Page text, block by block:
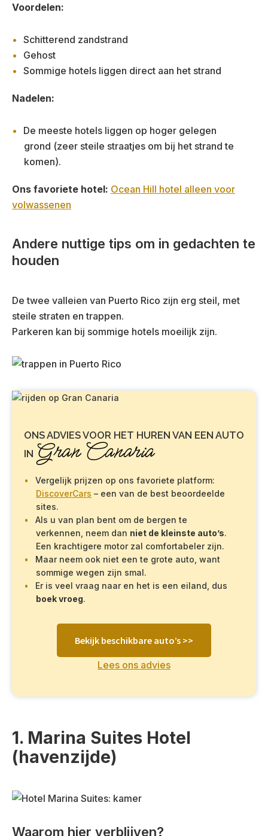
Voordelen:
Schitterend zandstrand
Gehost
Sommige hotels liggen direct aan het strand
Nadelen:
De meeste hotels liggen op hoger gelegen
grond (zeer steile straatjes om bij het strand te
komen).
Ons favoriete hotel: Ocean Hill hotel alleen voor
volwassenen
Andere nuttige tips om in gedachten te
houden
De twee valleien van Puerto Rico zijn erg steil, met
steile straten en trappen.
Parkeren kan bij sommige hotels moeilijk zijn.
ONS ADVIES VOOR HET HUREN VAN EEN AUTO
IN Gran Canaria
Vergelijk prijzen op ons favoriete platform:
DiscoverCars – een van de best beoordeelde
sites.
Als u van plan bent om de bergen te
verkennen, neem dan niet de kleinste auto’s.
Een krachtigere motor zal comfortabeler zijn.
Maar neem ook niet een te grote auto, want
sommige wegen zijn smal.
Er is veel vraag naar en het is een eiland, dus
boek vroeg.
Bekijk beschikbare auto’s >>
Lees ons advies
1. Marina Suites Hotel
(havenzijde)
Waarom hier verblijven?